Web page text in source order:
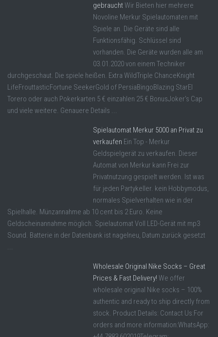
gebrauchtWir Bieten hier mehrere
Novoline Merkur Spielautomaten mit
Spiele an. Die Geräte sind alle
Funktionsfähig. Schlüssel sind
vorhanden. Die Geräte wurden alle am
03.01.2020 von einem Techniker
durchgeschaut. Die spiele heißen. Extra WildTriple ChanceKnight
LifeFrouttasticFortune SeekerGold of PersiaBingoBlazing StarEl
Torero oder auch Pokerkarten 5 € einzahlen 25 € BonusJoker's Cap
und viele weitere. Genauere Details ...
Spielautomat Merkur 5000 an Privat zu
verkaufen Ein Top - Merkur
Geldspielgerät zu verkaufen. Dieser
Automat von Merkur kann Frei zur
Privatnutzung gespielt werden. Ist was
für jeden Partykeller. kein Hobbymodus,
normales Spielverhalten wie in der
Spielhalle. Münzannahme ab 10 cent bis 2 Euro. Keine
Geldscheinannahme möglich. Spielautomat Voll LED-Gerät mit mp3
Sound. Batterie in der Datenbank ist nagelneu, Datum zurück gesetzt
...
Wholesale Original Nike Socks – Great
Prices & Fast Delivery! We offer
wholesale original Nike socks – 100%
authentic and ready to ship directly from
stock. Product Details: Contact Us:For
orders and more information:WhatsApp: